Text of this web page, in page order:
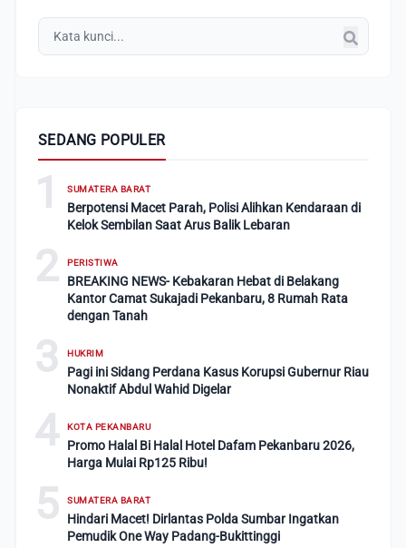
SEDANG POPULER
1 SUMATERA BARAT
Berpotensi Macet Parah, Polisi Alihkan Kendaraan di
Kelok Sembilan Saat Arus Balik Lebaran
2 PERISTIWA
BREAKING NEWS- Kebakaran Hebat di Belakang
Kantor Camat Sukajadi Pekanbaru, 8 Rumah Rata
dengan Tanah
3 HUKRIM
Pagi ini Sidang Perdana Kasus Korupsi Gubernur Riau
Nonaktif Abdul Wahid Digelar
4 KOTA PEKANBARU
Promo Halal Bi Halal Hotel Dafam Pekanbaru 2026,
Harga Mulai Rp125 Ribu!
5 SUMATERA BARAT
Hindari Macet! Dirlantas Polda Sumbar Ingatkan
Pemudik One Way Padang-Bukittinggi